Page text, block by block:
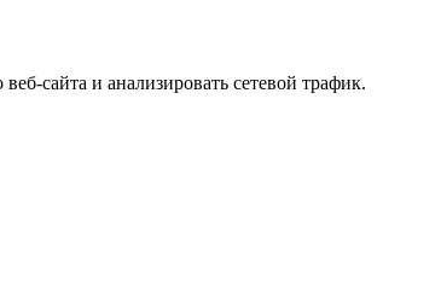
сайта и анализировать сетевой трафик.